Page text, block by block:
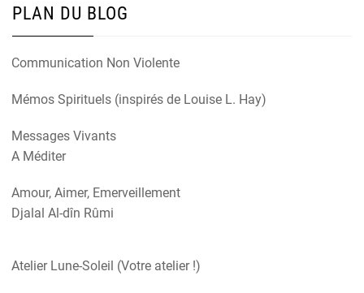
PLAN DU BLOG
Communication Non Violente
Mémos Spirituels (inspirés de Louise L. Hay)
Messages Vivants
A Méditer
Amour, Aimer, Emerveillement
Djalal Al-dîn Rûmi
Atelier Lune-Soleil (Votre atelier !)